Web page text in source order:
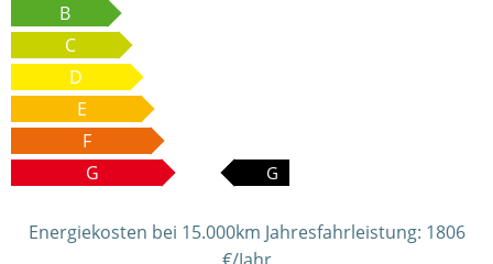
B
C
D
E
F
G
G
Energiekosten bei 15.000km Jahresfahrleistung: 1806